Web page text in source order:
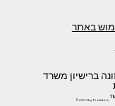
©2024 by Prolistem
באתר
ברישיון משרד